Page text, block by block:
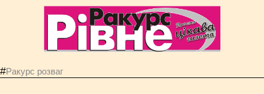
#Ракурс розваг